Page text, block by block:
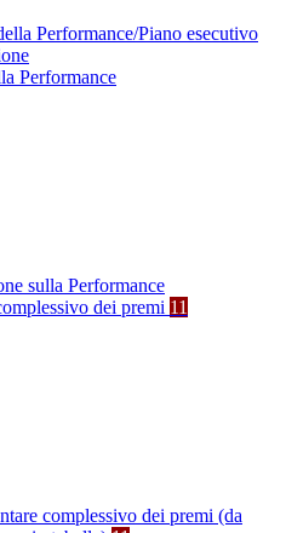
Performance/Piano esecutivo
Performance
sulla Performance
dei premi 11
complessivo dei premi (da